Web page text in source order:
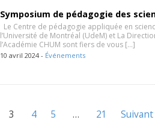
Symposium de pédagogie des
Le Centre de pédagogie appliquée en
l’Université de Montréal (UdeM) et La
l’Académie CHUM sont fiers de vous […]
10 avril 2024 - Événements
3 4 5 … 21 Suivant